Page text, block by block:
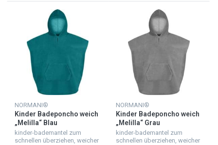
NORMANI®
Kinder Badeponcho weich
„Melilla“ Blau
kinder-bademantel zum
schnellen überziehen, weicher
NORMANI®
Kinder Badeponcho weich
„Melilla“ Grau
kinder-bademantel zum
schnellen überziehen, weicher